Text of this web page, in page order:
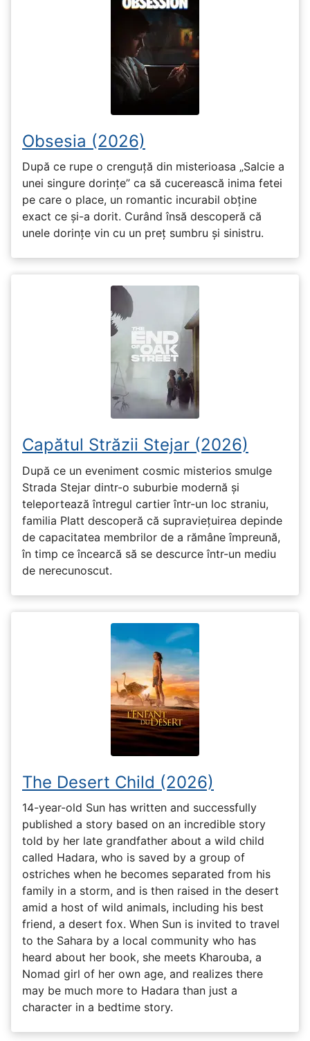
Obsesia (2026)
După ce rupe o crenguță din misterioasa „Salcie a
unei singure dorințe” ca să cucerească inima fetei
pe care o place, un romantic incurabil obține
exact ce și-a dorit. Curând însă descoperă că
unele dorințe vin cu un preț sumbru și sinistru.
Capătul Străzii Stejar (2026)
După ce un eveniment cosmic misterios smulge
Strada Stejar dintr-o suburbie modernă și
teleportează întregul cartier într-un loc straniu,
familia Platt descoperă că supraviețuirea depinde
de capacitatea membrilor de a rămâne împreună,
în timp ce încearcă să se descurce într-un mediu
de nerecunoscut.
The Desert Child (2026)
14-year-old Sun has written and successfully
published a story based on an incredible story
told by her late grandfather about a wild child
called Hadara, who is saved by a group of
ostriches when he becomes separated from his
family in a storm, and is then raised in the desert
amid a host of wild animals, including his best
friend, a desert fox. When Sun is invited to travel
to the Sahara by a local community who has
heard about her book, she meets Kharouba, a
Nomad girl of her own age, and realizes there
may be much more to Hadara than just a
character in a bedtime story.